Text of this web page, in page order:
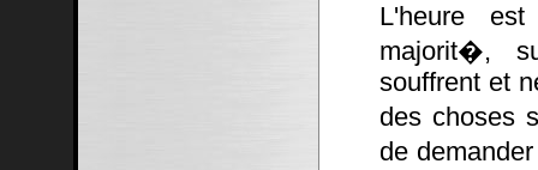
L'heure
majorit�,
souffrent et
des choses
de